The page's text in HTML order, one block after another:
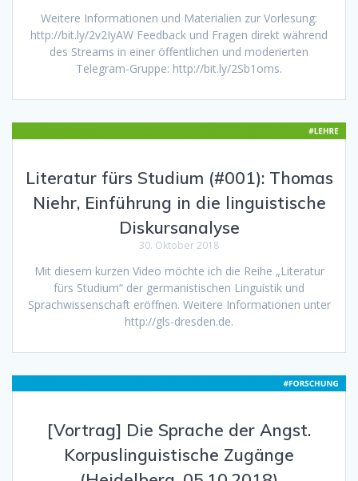
Weitere Informationen und Materialien zur Vorlesung:
http://bit.ly/2v2IyAW Feedback und Fragen direkt während
des Streams in einer öffentlichen und moderierten
Telegram-Gruppe: http://bit.ly/2Sb1oms.
Literatur fürs Studium (#001): Thomas
Niehr, Einführung in die linguistische
Diskursanalyse
30. Oktober 2018
Mit diesem kurzen Video möchte ich die Reihe „Literatur
fürs Studium“ der germanistischen Linguistik und
Sprachwissenschaft eröffnen. Weitere Informationen unter
http://gls-dresden.de.
[Vortrag] Die Sprache der Angst.
Korpuslinguistische Zugänge